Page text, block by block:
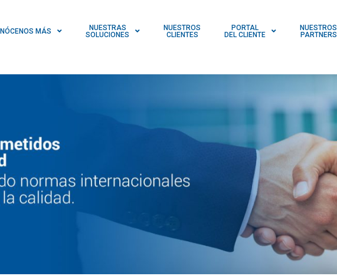
MÁS
NUESTRAS
SOLUCIONES
NUESTROS
CLIENTES
PORTAL
DEL CLIENTE
NUESTROS
PARTNERS